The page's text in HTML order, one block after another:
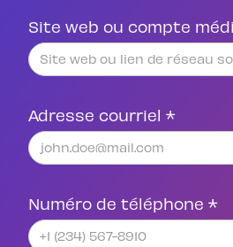
Site web ou compte
Adresse courriel *
Numéro de téléphone *